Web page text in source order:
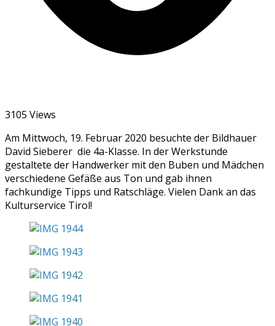
3105 Views
Am Mittwoch, 19. Februar 2020 besuchte der Bildhauer
David Sieberer die 4a-Klasse. In der Werkstunde
gestaltete der Handwerker mit den Buben und Mädchen
verschiedene Gefäße aus Ton und gab ihnen
fachkundige Tipps und Ratschläge. Vielen Dank an das
Kulturservice Tirol!